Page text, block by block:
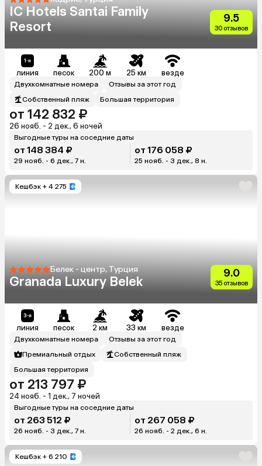
IC Hotels Santai Family
Resort
9.5
30 отзывов
линия песок 200 м 25 км везде
Двухкомнатные номера
Отзывы за этот год
Собственный пляж
Большая территория
от 142 832 ₽
26 нояб. - 2 дек., 6 ночей
Выгодные туры на соседние даты
от 148 384 ₽
29 нояб. - 6 дек., 7 н.
от 176 058 ₽
25 нояб. - 3 дек., 8 н.
Кешбэк + 4 275
Белек - центр, Турция
Granada Luxury Belek
9.0
35 отзывов
линия песок 2 км 33 км везде
Двухкомнатные номера
Отзывы за этот год
Премиальный отдых
Собственный пляж
Большая территория
от 213 797 ₽
24 нояб. - 1 дек., 7 ночей
Выгодные туры на соседние даты
от 263 512 ₽
26 нояб. - 3 дек., 7 н.
от 267 058 ₽
26 нояб. - 2 дек., 6 н.
Кешбэк + 6 210